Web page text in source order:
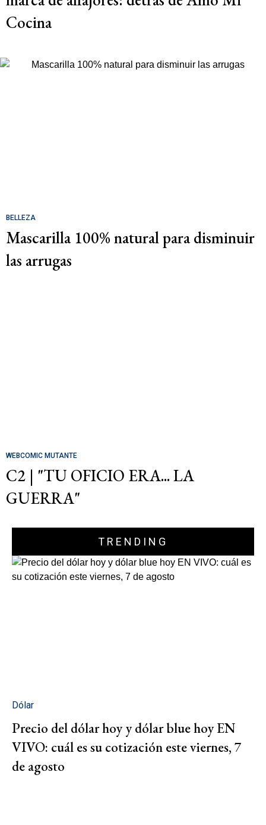
Cocina
BELLEZA
Mascarilla 100% natural para disminuir
las arrugas
WEBCOMIC MUTANTE
C2 | "TU OFICIO ERA... LA
GUERRA"
TRENDING
Dólar
Precio del dólar hoy y dólar blue hoy EN
VIVO: cuál es su cotización este viernes, 7
de agosto